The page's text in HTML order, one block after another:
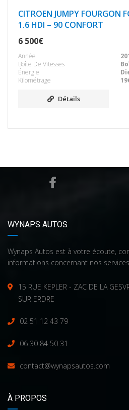
CITROEN JUMPY FOURGON
1.6 HDI – 90 CONFORT
6 500€
Année
Boîte De Vitesses
Énergie
Kilométrage
Détails
WYNAPS AUTOS
Wynaps Autos est à votre écoute,
informations concernant nos
15 RUE KEPLER - ZAC DE LA
SUR ERDRE
02 51 12 43 79
06 30 84 50 31
contact@wynapsautos.com
À PROPOS